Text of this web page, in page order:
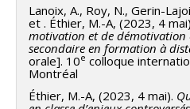
Lanoix, A., Roy, N., Gerin-
et . Éthier, M.-A, (2023, 4
motivation et de démotivation
secondaire en formation à
orale]. 10e colloque
Montréal
Éthier, M.-A, (2023, 4 mai).